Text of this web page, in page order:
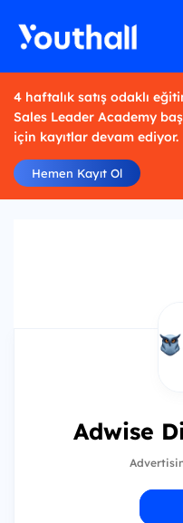
4 haftalık satış odaklı
Sales Leader Academy
için kayıtlar devam ediyor.
Hemen Kayıt Ol
Adwise